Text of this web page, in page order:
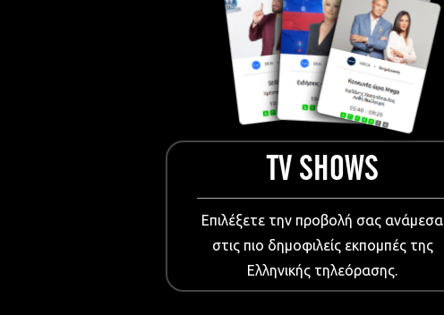
Medical & Pharmaceutical
VIDEO Projections
Kids content
TV SHOWS
Επιλέξετε την προβολή σας ανάμεσα
στις πιο δημοφιλείς εκπομπές της
Ελληνικής τηλεόρασης.